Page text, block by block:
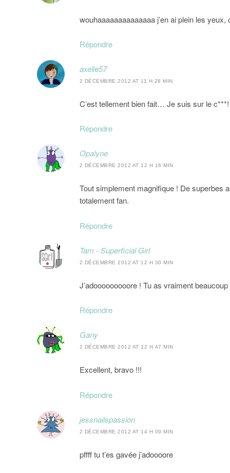
wouhaaaaaaaaaaaaaa j’en ai plein les
Répondre
axelle57
2 DÉCEMBRE 2012 AT 11 H 28 MIN
C’est tellement bien fait… Je suis sur le c***!
Répondre
Opalyne
2 DÉCEMBRE 2012 AT 12 H 16 MIN
Tout simplement magnifique ! De superbes
totalement fan.
Répondre
Tam - Superficial Girl
2 DÉCEMBRE 2012 AT 12 H 30 MIN
J’adooooooooore ! Tu as vraiment
Répondre
Gany
2 DÉCEMBRE 2012 AT 12 H 47 MIN
Excellent, bravo !!!
Répondre
jessnailspassion
2 DÉCEMBRE 2012 AT 14 H 09 MIN
pffff tu t’es gavée j’adoooore